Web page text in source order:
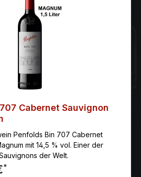
Cabernet Sauvignon
Penfolds Bin 707 Cabernet
mit 14,5 % vol. Einer der
der Welt.
*